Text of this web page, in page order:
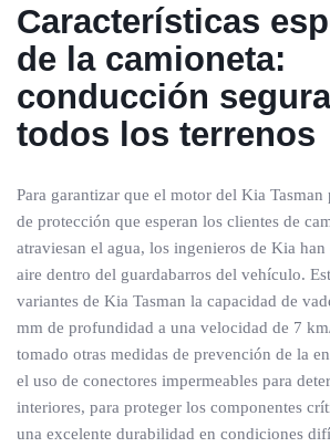
Características
de la camioneta:
conducción
todos los terrenos
Para garantizar que el motor del Kia
de protección que esperan los clientes de
atraviesan el agua, los ingenieros de Kia
aire dentro del guardabarros del vehículo.
variantes de Kia Tasman la capacidad de
mm de profundidad a una velocidad de 7
tomado otras medidas de prevención de la
el uso de conectores impermeables para
interiores, para proteger los componentes
una excelente durabilidad en condiciones